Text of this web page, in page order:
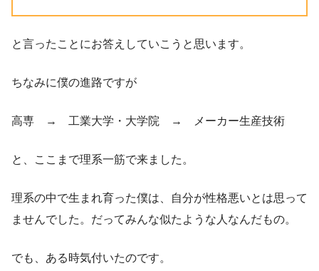
と言ったことにお答えしていこうと思います。
ちなみに僕の進路ですが
高専 → 工業大学・大学院 → メーカー生産技術
と、ここまで理系一筋で来ました。
理系の中で生まれ育った僕は、自分が性格悪いとは思って
ませんでした。だってみんな似たような人なんだもの。
でも、ある時気付いたのです。